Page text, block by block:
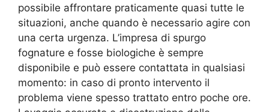
possibile affrontare praticamente quasi tutte le
situazioni, anche quando è necessario agire con
una certa urgenza. L’impresa di spurgo
fognature e fosse biologiche è sempre
disponibile e può essere contattata in qualsiasi
momento: in caso di pronto intervento il
problema viene spesso trattato entro poche ore.